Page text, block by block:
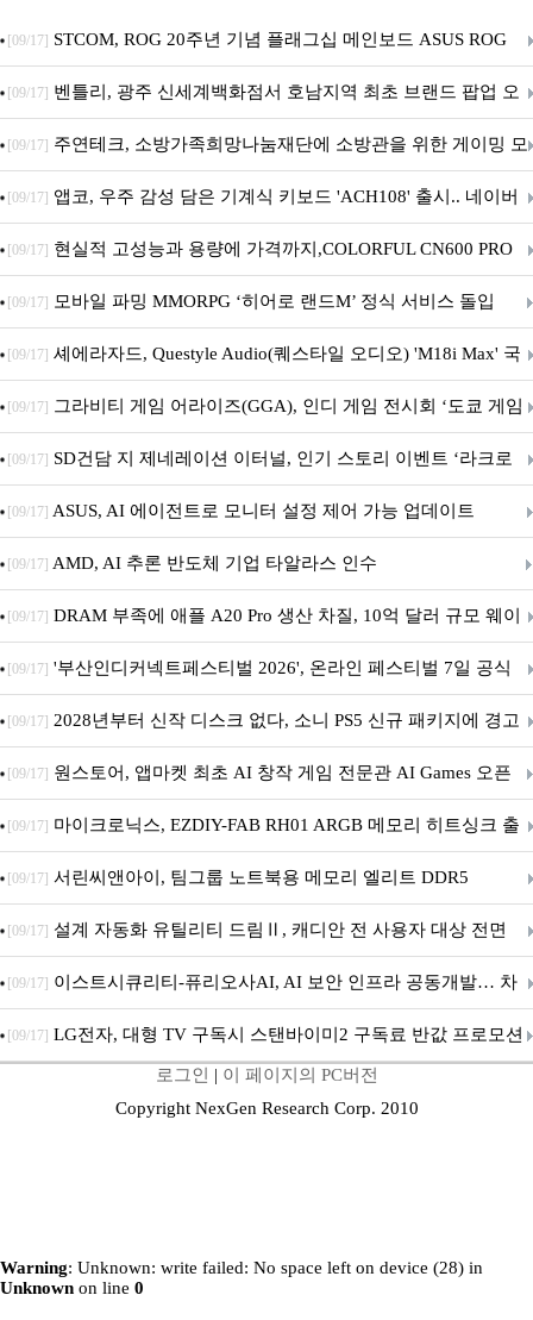
[09/17] STCOM, ROG 20주년 기념 플래그십 메인보드 ASUS ROG
Crosshair X870E EDITION 20 국내 출시 예정
[09/17] 벤틀리, 광주 신세계백화점서 호남지역 최초 브랜드 팝업 오
픈
[09/17] 주연테크, 소방가족희망나눔재단에 소방관을 위한 게이밍 모
니터·스마트 펫 침대 기부
[09/17] 앱코, 우주 감성 담은 기계식 키보드 'ACH108' 출시.. 네이버
브랜드데이 기획전 진행
[09/17] 현실적 고성능과 용량에 가격까지,COLORFUL CN600 PRO
M.2 NVMe 디앤디컴 1TB
[09/17] 모바일 파밍 MMORPG ‘히어로 랜드M’ 정식 서비스 돌입
[09/17] 셰에라자드, Questyle Audio(퀘스타일 오디오) 'M18i Max' 국
내 정식 출시
[09/17] 그라비티 게임 어라이즈(GGA), 인디 게임 전시회 ‘도쿄 게임
던전 13’ 참가!
[09/17] SD건담 지 제네레이션 이터널, 인기 스토리 이벤트 ‘라크로
아의 용사’ 재개최 및 풍성한 기념 이벤트 실시!
[09/17] ASUS, AI 에이전트로 모니터 설정 제어 가능 업데이트
[09/17] AMD, AI 추론 반도체 기업 타알라스 인수
[09/17] DRAM 부족에 애플 A20 Pro 생산 차질, 10억 달러 규모 웨이
퍼 대기
[09/17] '부산인디커넥트페스티벌 2026', 온라인 페스티벌 7일 공식
개막... 22일간 진행
[09/17] 2028년부터 신작 디스크 없다, 소니 PS5 신규 패키지에 경고
문 추가
[09/17] 원스토어, 앱마켓 최초 AI 창작 게임 전문관 AI Games 오픈
[09/17] 마이크로닉스, EZDIY-FAB RH01 ARGB 메모리 히트싱크 출
시
[09/17] 서린씨앤아이, 팀그룹 노트북용 메모리 엘리트 DDR5
5600MHz 16GB 출시
[09/17] 설계 자동화 유틸리티 드림Ⅱ, 캐디안 전 사용자 대상 전면
무상 배포
[09/17] 이스트시큐리티-퓨리오사AI, AI 보안 인프라 공동개발… 차
세대 AI 보안 플랫폼 구축
[09/17] LG전자, 대형 TV 구독시 스탠바이미2 구독료 반값 프로모션
로그인 | 이 페이지의 PC버전
Copyright NexGen Research Corp. 2010
Warning: Unknown: write failed: No space left on device (28) in
Unknown on line 0